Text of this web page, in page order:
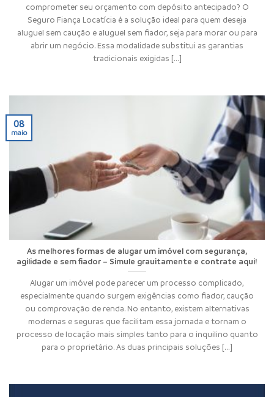
comprometer seu orçamento com depósito antecipado? O
Seguro Fiança Locatícia é a solução ideal para quem deseja
aluguel sem caução e aluguel sem fiador, seja para morar ou para
abrir um negócio. Essa modalidade substitui as garantias
tradicionais exigidas [...]
As melhores formas de alugar um imóvel com segurança,
agilidade e sem fiador – Simule grauitamente e contrate aqui!
Alugar um imóvel pode parecer um processo complicado,
especialmente quando surgem exigências como fiador, caução
ou comprovação de renda. No entanto, existem alternativas
modernas e seguras que facilitam essa jornada e tornam o
processo de locação mais simples tanto para o inquilino quanto
para o proprietário. As duas principais soluções [...]
08
maio